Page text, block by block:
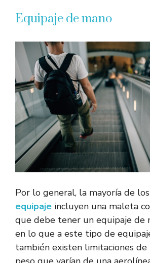
Equipaje de mano
Por lo general, la mayoría de los
equipaje incluyen una maleta
que debe tener un equipaje de
en lo que a este tipo de
también existen limitaciones de